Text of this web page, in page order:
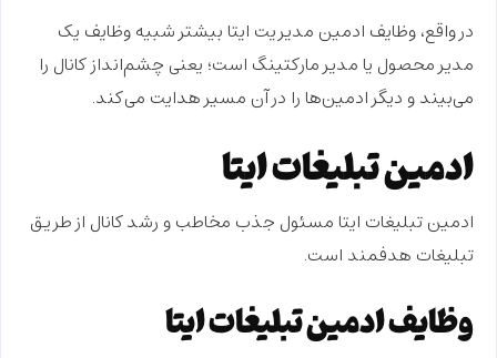
در واقع،وظایف ادمین مدیریت ایتا بیشتر شبیه وظایف یک
مدیر محصول یا مدیر مارکتینگ است؛ یعنی چشم‌انداز کانال را
می‌بیند و دیگر ادمین‌ها را در آن مسیر هدایت می‌کند.
ادمین تبلیغات ایتا
ادمین تبلیغات ایتا مسئول جذب مخاطب و رشد کانال از طریق
تبلیغات هدفمند است.
وظایف ادمین تبلیغات ایتا